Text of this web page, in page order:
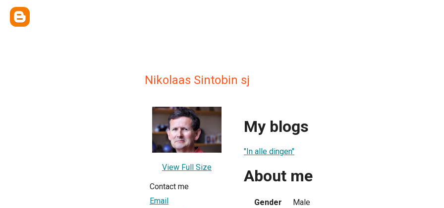
Nikolaas Sintobin sj
View Full Size
Contact me
Email
My blogs
"In alle dingen"
About me
Gender
Male